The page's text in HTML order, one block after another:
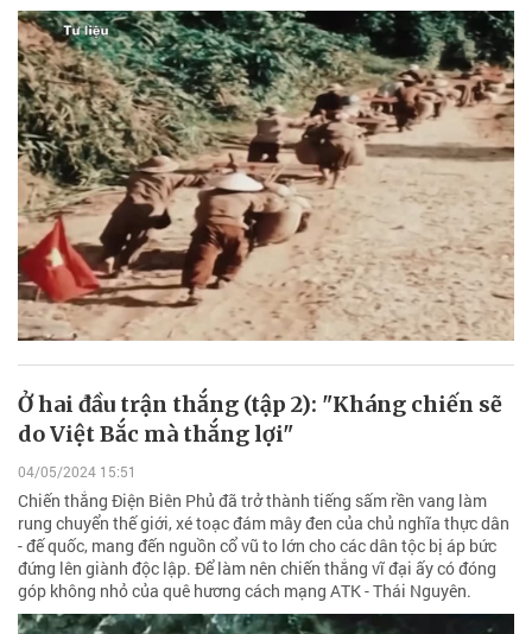
Ở hai đầu trận thắng (tập 2): "Kháng chiến sẽ
do Việt Bắc mà thắng lợi"
04/05/2024 15:51
Chiến thắng Điện Biên Phủ đã trở thành tiếng sấm rền vang làm
rung chuyển thế giới, xé toạc đám mây đen của chủ nghĩa thực dân
- đế quốc, mang đến nguồn cổ vũ to lớn cho các dân tộc bị áp bức
đứng lên giành độc lập. Để làm nên chiến thắng vĩ đại ấy có đóng
góp không nhỏ của quê hương cách mạng ATK - Thái Nguyên.